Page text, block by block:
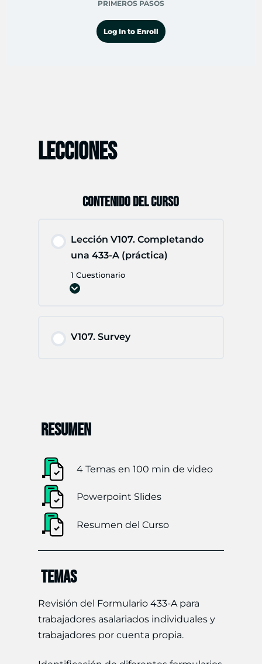
PRIMEROS PASOS
Log In to Enroll
LECCIONES
CONTENIDO DEL CURSO
Lección V107. Completando
una 433-A (práctica)
1 Cuestionario
A
(práctica)
V107. Survey
RESUMEN
4 Temas en 100 min de video
Powerpoint Slides
Resumen del Curso
TEMAS
Revisión del Formulario 433-A para
trabajadores asalariados individuales y
trabajadores por cuenta propia.